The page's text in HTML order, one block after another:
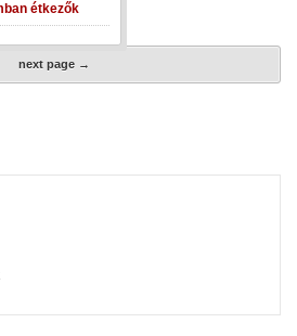
étkezők
next page →